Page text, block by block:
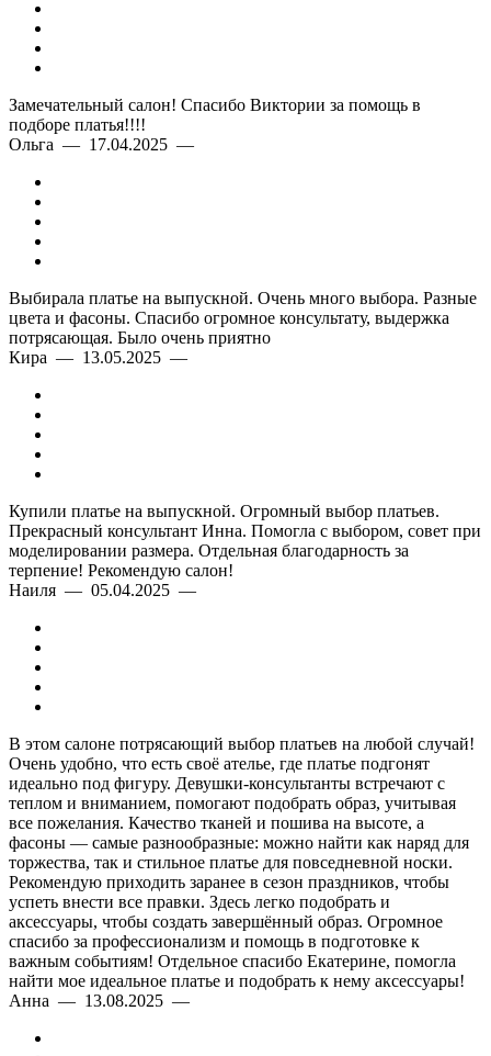
Замечательный салон! Спасибо Виктории за помощь в
подборе платья!!!!
Ольга — 17.04.2025 —
Выбирала платье на выпускной. Очень много выбора. Разные
цвета и фасоны. Спасибо огромное консультату, выдержка
потрясающая. Было очень приятно
Кира — 13.05.2025 —
Купили платье на выпускной. Огромный выбор платьев.
Прекрасный консультант Инна. Помогла с выбором, совет при
моделировании размера. Отдельная благодарность за
терпение! Рекомендую салон!
Наиля — 05.04.2025 —
В этом салоне потрясающий выбор платьев на любой случай!
Очень удобно, что есть своё ателье, где платье подгонят
идеально под фигуру. Девушки-консультанты встречают с
теплом и вниманием, помогают подобрать образ, учитывая
все пожелания. Качество тканей и пошива на высоте, а
фасоны — самые разнообразные: можно найти как наряд для
торжества, так и стильное платье для повседневной носки.
Рекомендую приходить заранее в сезон праздников, чтобы
успеть внести все правки. Здесь легко подобрать и
аксессуары, чтобы создать завершённый образ. Огромное
спасибо за профессионализм и помощь в подготовке к
важным событиям! Отдельное спасибо Екатерине, помогла
найти мое идеальное платье и подобрать к нему аксессуары!
Анна — 13.08.2025 —